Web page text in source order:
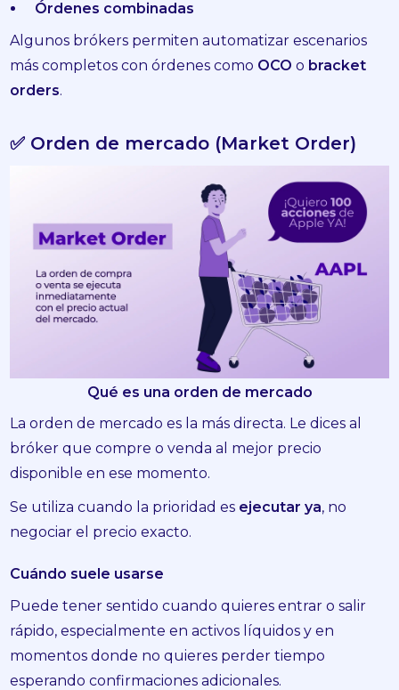
Órdenes combinadas
Algunos brókers permiten automatizar escenarios
más completos con órdenes como OCO o bracket
orders.
✅ Orden de mercado (Market Order)
Qué es una orden de mercado
La orden de mercado es la más directa. Le dices al
bróker que compre o venda al mejor precio
disponible en ese momento.
Se utiliza cuando la prioridad es ejecutar ya, no
negociar el precio exacto.
Cuándo suele usarse
Puede tener sentido cuando quieres entrar o salir
rápido, especialmente en activos líquidos y en
momentos donde no quieres perder tiempo
esperando confirmaciones adicionales.